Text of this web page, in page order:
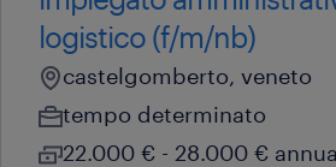
logistico (f/m/nb)
castelgomberto, veneto
tempo determinato
22.000 € - 28.000 €